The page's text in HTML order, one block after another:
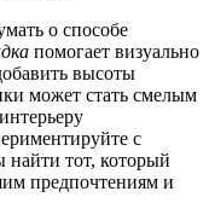
о способе
помогает визуально
высоты
может стать смелым
с
тот, который
предпочтениям и